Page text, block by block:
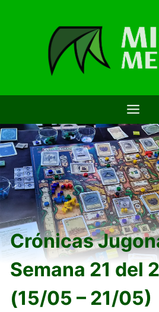
Crónicas
Semana 21 del
(15/05 – 21/05)